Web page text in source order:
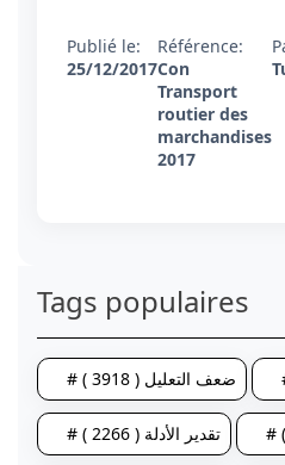
Publié le:
25/12/2017
Référence:
Con
Transport
routier des
marchandises
2017
Tags populaires
# ضعف التعليل ( 3918 )
# تقدير الأدلة ( 2266 )